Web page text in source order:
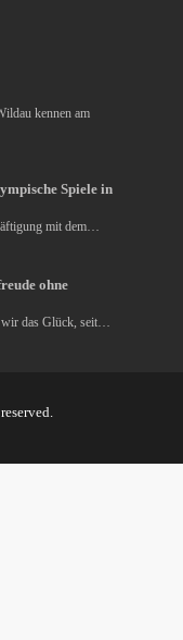
kennen am
Spiele in
mit dem…
ohne
wir das Glück, seit…